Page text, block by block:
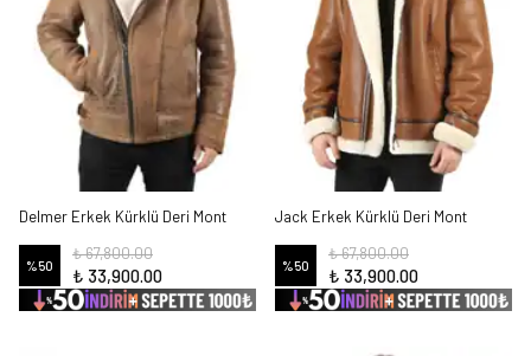
Delmer Erkek Kürklü Deri Mont
%50
₺ 67,800.00
₺ 33,900.00
Jack Erkek Kürklü Deri Mont
%50
₺ 67,800.00
₺ 33,900.00